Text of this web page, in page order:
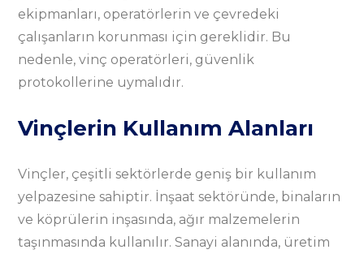
ekipmanları, operatörlerin ve çevredeki
çalışanların korunması için gereklidir. Bu
nedenle, vinç operatörleri, güvenlik
protokollerine uymalıdır.
Vinçlerin Kullanım Alanları
Vinçler, çeşitli sektörlerde geniş bir kullanım
yelpazesine sahiptir. İnşaat sektöründe, binaların
ve köprülerin inşasında, ağır malzemelerin
taşınmasında kullanılır. Sanayi alanında, üretim